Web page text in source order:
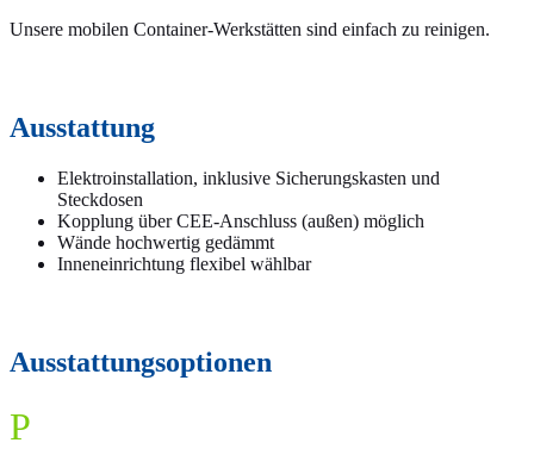
Unsere mobilen Container-Werkstätten sind einfach zu reinigen.
Ausstattung
Elektroinstallation, inklusive Sicherungskasten und
Steckdosen
Kopplung über CEE-Anschluss (außen) möglich
Wände hochwertig gedämmt
Inneneinrichtung flexibel wählbar
Ausstattungsoptionen
P